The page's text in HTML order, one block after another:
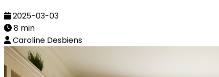
2025-03-03
8 min
Caroline Desbiens